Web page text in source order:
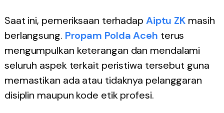
Saat ini, pemeriksaan terhadap Aiptu ZK masih
berlangsung. Propam Polda Aceh terus
mengumpulkan keterangan dan mendalami
seluruh aspek terkait peristiwa tersebut guna
memastikan ada atau tidaknya pelanggaran
disiplin maupun kode etik profesi.